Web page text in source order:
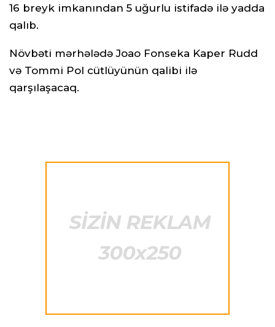
16 breyk imkanından 5 uğurlu istifadə ilə yadda
qalıb.
Növbəti mərhələdə Joao Fonseka Kaper Rudd
və Tommi Pol cütlüyünün qalibi ilə
qarşılaşacaq.